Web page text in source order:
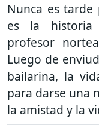
Nunca es tarde
es la historia
profesor
Luego de
bailarina, la
para darse una
la amistad y la